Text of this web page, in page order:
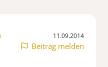
11.09.2014
Beitrag melden